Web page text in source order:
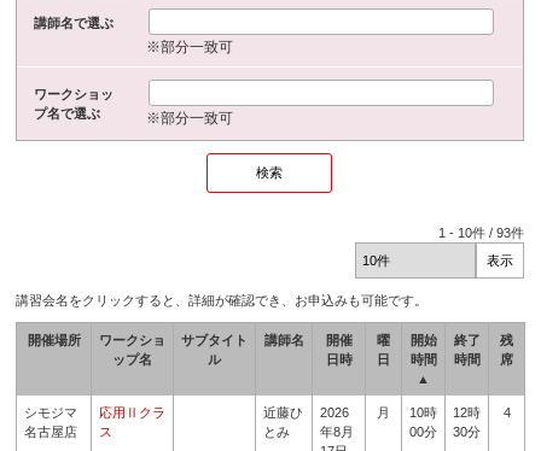
講師名で選ぶ
※部分一致可
ワークショッ
プ名で選ぶ
※部分一致可
1 - 10件 /93件
講習会名をクリックすると、詳細が確認でき、お申込みも可能です。
開催場所
ワークショ
ップ名
サブタイト
ル
講師名
開催
日時
曜
日
開始
時間
▲
終了
時間
残
席
シモジマ
名古屋店
応用Ⅱクラ
ス
近藤ひ
とみ
2026
年8月
月
10時
00分
12時
30分
4